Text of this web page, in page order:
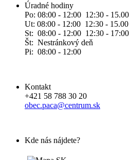
Úradné hodiny
Po: 08:00 - 12:00 12:30 - 15.00
Ut: 08:00 - 12:00 12:30 - 15.00
St: 08:00 - 12:00 12:30 - 17:00
Št: Nestránkový deň
Pi: 08:00 - 12:00
Kontakt
+421 58 788 30 20
obec.paca@centrum.sk
Kde nás nájdete?